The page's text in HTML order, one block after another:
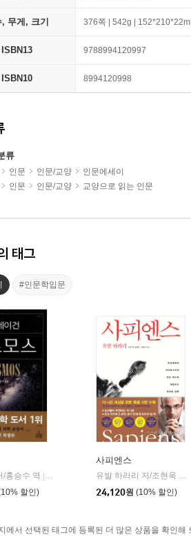
, 무게, 크기 376쪽 | 542g |
ISBN13 9788994120997
ISBN10 8994120998
류
인문 인문/교양
인문에세이
인문 인문/교양 교양으로 읽는 인문
태그
#인문학입문
/홍승수 역
사이언스북스
할인)
사피엔스
유발 하라리 저/조현욱 역/이태수 감수
24,120원 (10% 할인)
에서 선택된 태그에 등록된 더 많은 상품을 확인해